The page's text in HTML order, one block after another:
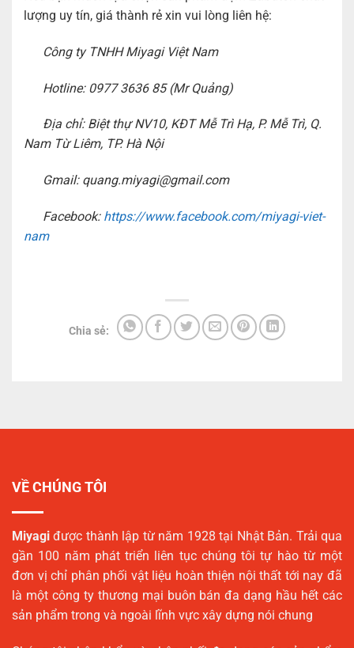
lượng uy tín, giá thành rẻ xin vui lòng liên hệ:
Công ty TNHH Miyagi Việt Nam
Hotline: 0977 3636 85 (Mr Quảng)
Địa chỉ: Biệt thự NV10, KĐT Mễ Trì Hạ, P. Mễ Trì, Q.
Nam Từ Liêm, TP. Hà Nội
Gmail: quang.miyagi@gmail.com
Facebook: https://www.facebook.com/miyagi-viet-
nam
Chia sẻ:
VỀ CHÚNG TÔI
Miyagi được thành lập từ năm 1928 tại Nhật Bản. Trải qua
gần 100 năm phát triển liên tục chúng tôi tự hào từ một
đơn vị chỉ phân phối vật liệu hoàn thiện nội thất tới nay đã
là một công ty thương mại buôn bán đa dạng hầu hết các
sản phẩm trong và ngoài lĩnh vực xây dựng nói chung